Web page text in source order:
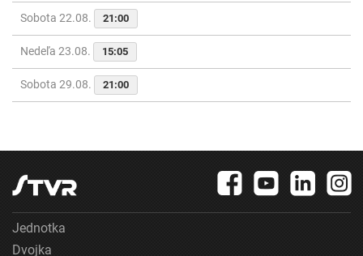
Sobota 22.08. 21:00
Nedeľa 23.08. 15:05
Sobota 29.08. 21:00
Jednotka
Dvojka